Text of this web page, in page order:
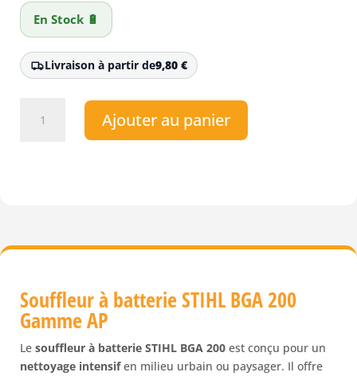
En Stock 🔋
Livraison à partir de9,80 €
(produit
système
d'accrochage
à
poser
sur
Ajouter au panier
Souffleur à batterie STIHL BGA 200
Gamme AP
Le souffleur à batterie STIHL BGA 200 est conçu pour un
nettoyage intensifen milieu urbain ou paysager. Il offre